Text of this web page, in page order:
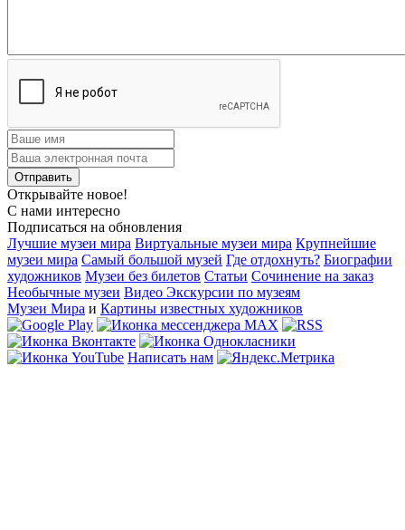
Открывайте новое!
С нами интересно
Подписаться на обновления
Лучшие музеи мира Виртуальные музеи мира Крупнейшие
музеи мира Самый большой музей Где отдохнуть? Биографии
художников Музеи без билетов Статьи Сочинение на заказ
Необычные музеи Видео Экскурсии по музеям
Музеи Мира и Картины известных художников
Написать нам